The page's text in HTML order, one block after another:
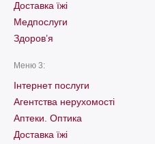
Доставка їжі
Медпослуги
Здоров’я
Меню 3:
Інтернет послуги
Агентства нерухомості
Аптеки. Оптика
Доставка їжі